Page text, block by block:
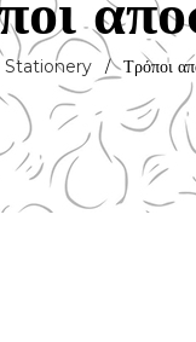
Stationery / Τρόποι